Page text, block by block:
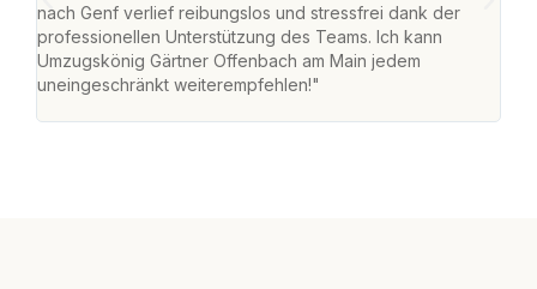
nach Genf verlief reibungslos und stressfrei dank der
professionellen Unterstützung des Teams. Ich kann
Umzugskönig Gärtner Offenbach am Main jedem
uneingeschränkt weiterempfehlen!"